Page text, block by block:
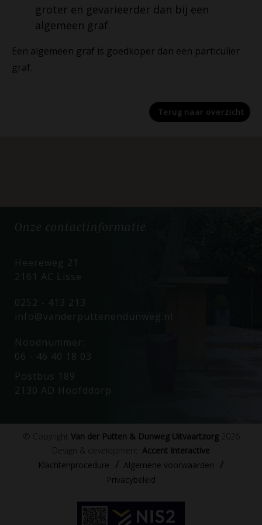
groter en gevarieerder dan bij een
algemeen graf.
Een algemeen graf is goedkoper dan een particulier
graf.
Terug naar overzicht
Onze contactinformatie
Heereweg 21
2161 AC Lisse
0252 - 413 213
info@vanderputtenendunweg.nl
Noodnummer:
06 - 46 40 18 03
Postbus 189
2130 AD Hoofddorp
© Copyright Van der Putten & Dunweg Uitvaartzorg2026
Design & development: Accent Interactive
Klachtenprocedure
Algemene voorwaarden
Privacybeleid